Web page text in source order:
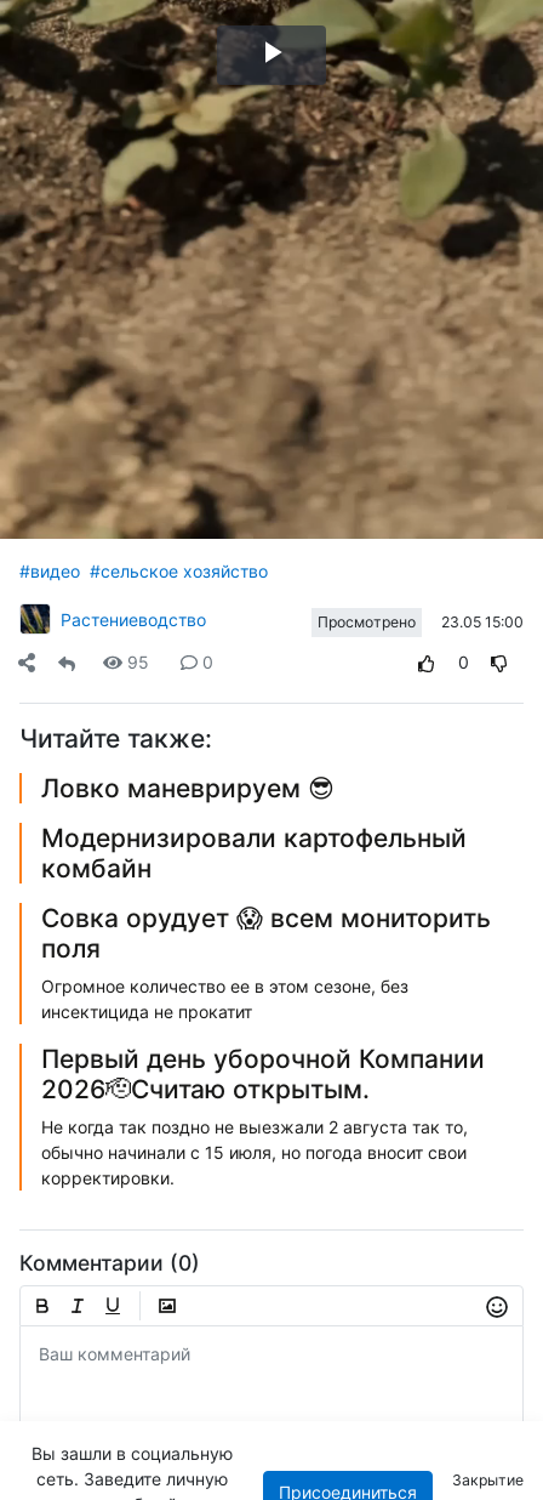
Воспроизвести
видео
#видео #сельское хозяйство
Растениеводство Просмотрено 23.05 15:00
95 0 0
Читайте также:
Ловко маневрируем 😎
Модернизировали картофельный
комбайн
Совка орудует 😱 всем мониторить
поля
Огромное количество ее в этом сезоне, без
инсектицида не прокатит
Первый день уборочной Компании
2026🫡Считаю открытым.
Не когда так поздно не выезжали 2 августа так то,
обычно начинали с 15 июля, но погода вносит свои
корректировки.
Комментарии (0)
Вы зашли в социальную
сеть. Заведите личную
Присоединиться
Закрытие